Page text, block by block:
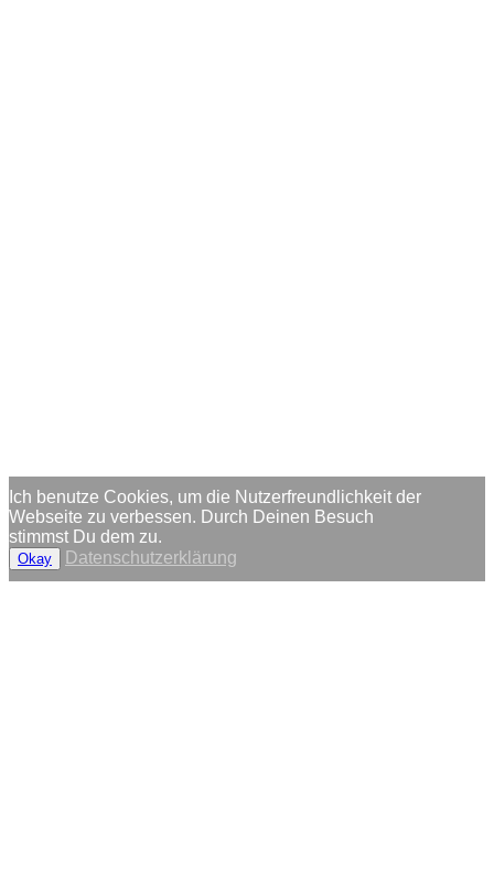
Ich benutze Cookies, um die Nutzerfreundlichkeit der
Webseite zu verbessen. Durch Deinen Besuch
stimmst Du dem zu.
Okay Datenschutzerklärung